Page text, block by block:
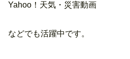
Yahoo！天気・災害動画
などでも活躍中です。